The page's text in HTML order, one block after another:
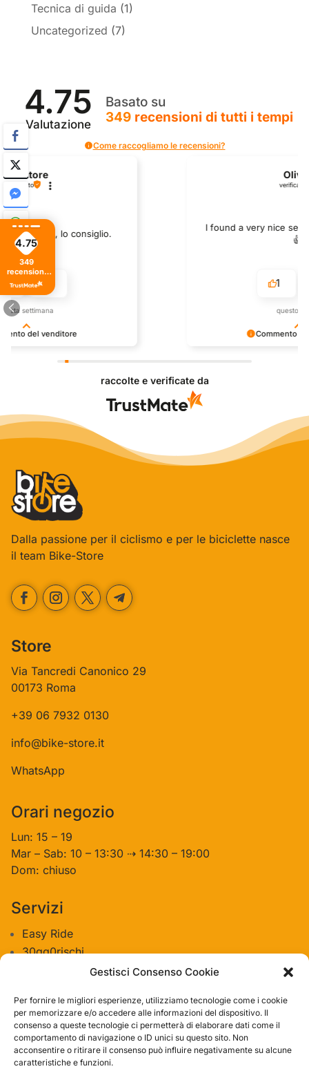
Gestisci Consenso Cookie
Per fornire le migliori esperienze, utilizziamo tecnologie come i cookie
per memorizzare e/o accedere alle informazioni del dispositivo. Il
consenso a queste tecnologie ci permetterà di elaborare dati come il
comportamento di navigazione o ID unici su questo sito. Non
acconsentire o ritirare il consenso può influire negativamente su alcune
caratteristiche e funzioni.
Tecnica di guida (1)
Uncategorized (7)
4.75
Valutazione
Basato su
349recensioni di tutti i tempi
Come raccogliamo le recensioni?
lo sforzo che metti nel condividere la tua
esperienza con noi. Ci vediamo in giro!
I found a very nice second hand bike here!
raccolte e verificate da
Dalla passione per il ciclismo e per le biciclette nasce
il team Bike-Store
Store
Via Tancredi Canonico 29
00173 Roma
+39 06 7932 0130
info@bike-store.it
WhatsApp
Orari negozio
Lun: 15 – 19
Mar – Sab: 10 – 13:30 ⇢ 14:30 – 19:00
Dom: chiuso
Servizi
Easy Ride
30gg0rischi
Servizi Officina
Azienda
Contatti
4.75
349
recensioni
di tutti i
tempi